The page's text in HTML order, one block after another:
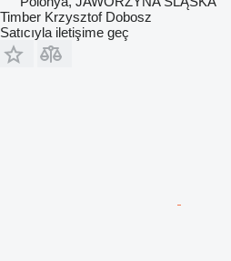
Timber Krzysztof Dobosz
Satıcıyla iletişime geç